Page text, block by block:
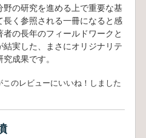
野の研究を進める上で重要な基
長く参照される一冊になると感
者の長年のフィールドワークと
結実した、まさにオリジナリテ
成果です。
このレビューにいいね！しました